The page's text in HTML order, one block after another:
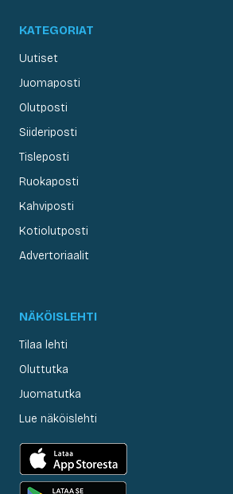
KATEGORIAT
Uutiset
Juomaposti
Olutposti
Siideriposti
Tisleposti
Ruokaposti
Kahviposti
Kotiolutposti
Advertoriaalit
NÄKÖISLEHTI
Tilaa lehti
Oluttutka
Juomatutka
Lue näköislehti